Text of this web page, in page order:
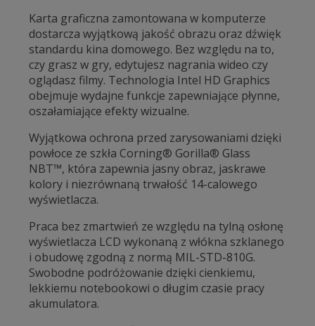
Karta graficzna zamontowana w komputerze
dostarcza wyjątkową jakość obrazu oraz dźwięk
standardu kina domowego. Bez względu na to,
czy grasz w gry, edytujesz nagrania wideo czy
oglądasz filmy. Technologia Intel HD Graphics
obejmuje wydajne funkcje zapewniające płynne,
oszałamiające efekty wizualne.
Wyjątkowa ochrona przed zarysowaniami dzięki
powłoce ze szkła Corning® Gorilla® Glass
NBT™, która zapewnia jasny obraz, jaskrawe
kolory i niezrównaną trwałość 14-calowego
wyświetlacza.
Praca bez zmartwień ze względu na tylną osłonę
wyświetlacza LCD wykonaną z włókna szklanego
i obudowę zgodną z normą MIL-STD-810G.
Swobodne podróżowanie dzięki cienkiemu,
lekkiemu notebookowi o długim czasie pracy
akumulatora.